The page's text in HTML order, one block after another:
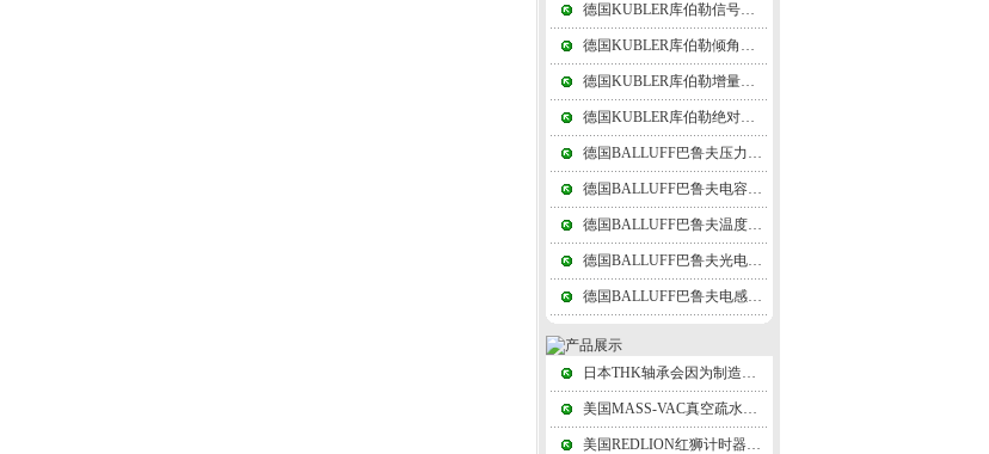
德国KUBLER库伯勒信号转换器由基准电压源（或恒流源）组成
德国KUBLER库伯勒倾角仪精密角度测量是几何量测量的一个重要项目
德国KUBLER库伯勒增量式编码器在增减借助后部的判向电路和计数器来实现
德国KUBLER库伯勒绝对值编码器可以在单圈编码的基础上再增加圈数的编码
德国BALLUFF巴鲁夫压力传感器其中55、60度的划分属于功能性的，俗称管圆
德国BALLUFF巴鲁夫电容式传感器利用连接传感器和电子线路的引线电缆电容
德国BALLUFF巴鲁夫温度传感器测温可以用辐射法和比色法
德国BALLUFF巴鲁夫光电传感器在接收器一个槽的两侧组成槽形光电
德国BALLUFF巴鲁夫电感式传感器次级绕组用差动形式连接，故称差动变压器式
日本THK轴承会因为制造精度，材料均匀程度的差异
美国MASS-VAC真空疏水阀靠工作压力推开阀片，凝结水又继续排放,循环工作
美国REDLION红狮计时器接正极的放电针和墨粉纸盘到接负极的纸盘轴